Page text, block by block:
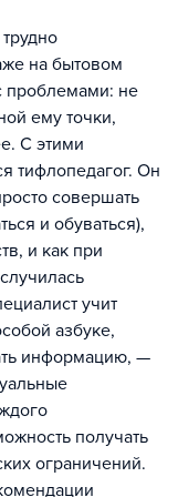
на бытовом
проблемами: не
ему точки,
С этими
тифлопедагог. Он
совершать
и обуваться),
и как при
учит
азбуке,
информацию, —
получать
ограничений.